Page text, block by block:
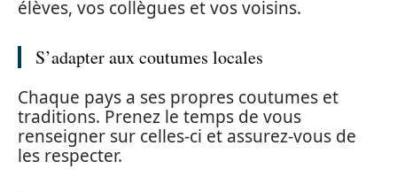
élèves, vos collègues et vos voisins.
S’adapter aux coutumes locales
Chaque pays a ses propres coutumes et
traditions. Prenez le temps de vous
renseigner sur celles-ci et assurez-vous de
les respecter.